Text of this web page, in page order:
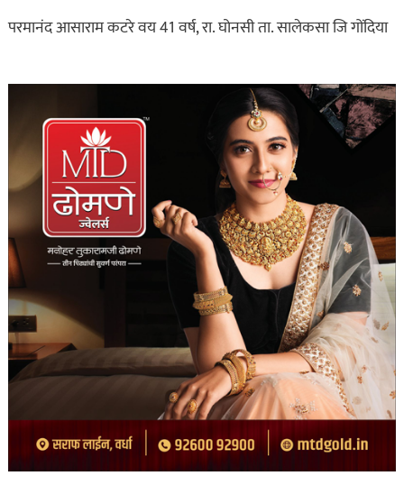
परमानंद आसाराम कटरे वय 41 वर्ष, रा. घोनसी ता. सालेकसा जि गोंदिया